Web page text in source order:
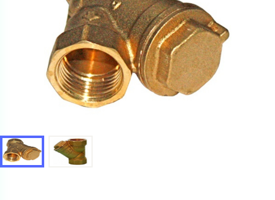
Купить как физ. лицо
Купить как юр. лицо
Имя
Номер телефона
Запросить КП
Запросить Счёт
Номер телефона